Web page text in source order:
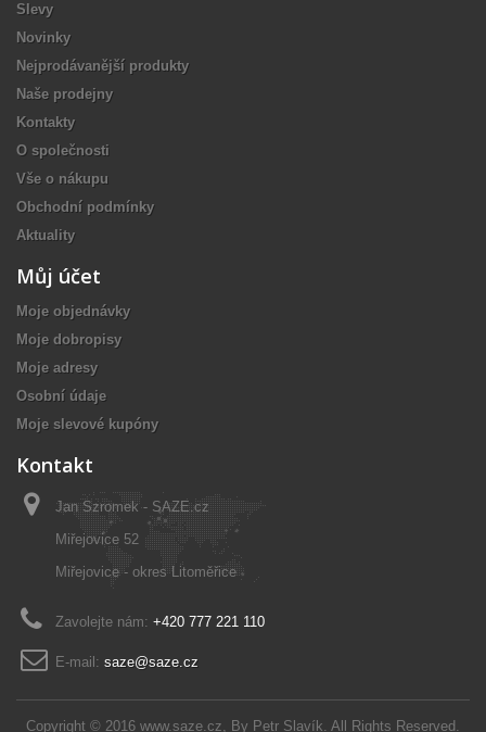
Slevy
Novinky
Nejprodávanější produkty
Naše prodejny
Kontakty
O společnosti
Vše o nákupu
Obchodní podmínky
Aktuality
Copyright © 2016 www.saze.cz, By Petr Slavík. All Rights Reserved.
Můj účet
Moje objednávky
Moje dobropisy
Moje adresy
Osobní údaje
Moje slevové kupóny
Kontakt
Jan Szromek - SAZE.cz
Miřejovice 52
Miřejovice - okres Litoměřice
Zavolejte nám: +420 777 221 110
E-mail: saze@saze.cz